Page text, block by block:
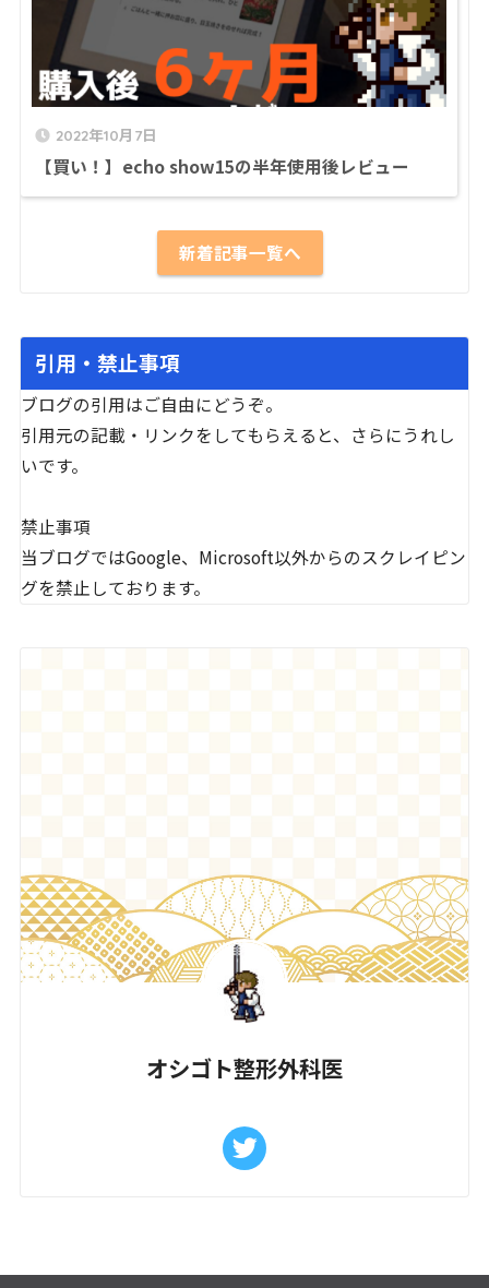
2022年10月7日
【買い！】echo show15の半年使用後レビュー
新着記事一覧へ
引用・禁止事項
ブログの引用はご自由にどうぞ。
引用元の記載・リンクをしてもらえると、さらにうれし
いです。
禁止事項
当ブログではGoogle、Microsoft以外からのスクレイピン
グを禁止しております。
オシゴト整形外科医